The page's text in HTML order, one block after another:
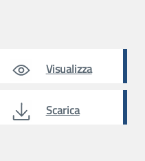
Visualizza
Scarica